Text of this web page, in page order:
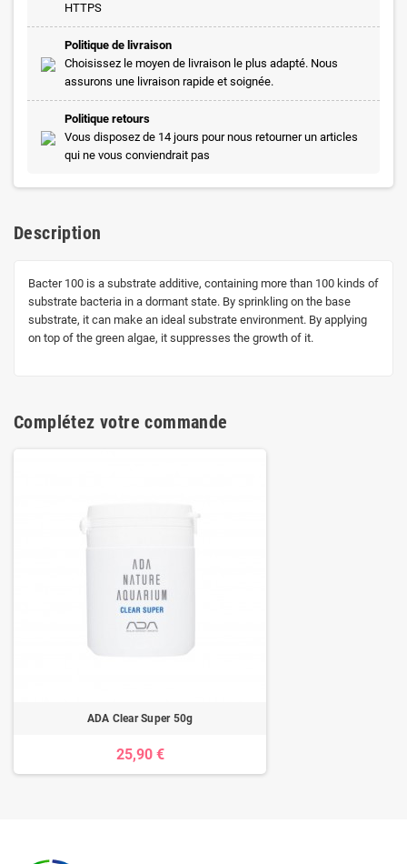
HTTPS
Politique de livraison
Choisissez le moyen de livraison le plus adapté. Nous
assurons une livraison rapide et soignée.
Politique retours
Vous disposez de 14 jours pour nous retourner un articles
qui ne vous conviendrait pas
Description
Bacter 100 is a substrate additive, containing more than 100 kinds of
substrate bacteria in a dormant state. By sprinkling on the base
substrate, it can make an ideal substrate environment. By applying
on top of the green algae, it suppresses the growth of it.
Complétez votre commande
ADA Clear Super 50g
25,90 €